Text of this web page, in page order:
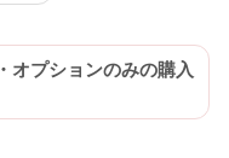
オプションのみの購入